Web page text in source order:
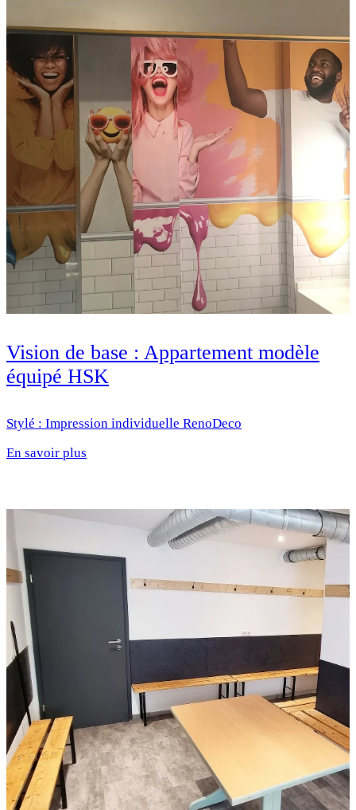
Vision de base : Appartement modèle
équipé HSK
Stylé : Impression individuelle RenoDeco
En savoir plus